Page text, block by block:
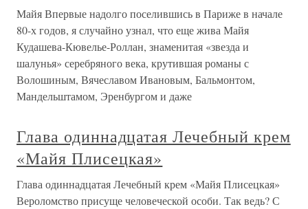
Майя Впервые надолго поселившись в Париже в начале
80-х годов, я случайно узнал, что еще жива Майя
Кудашева-Кювелье-Роллан, знаменитая «звезда и
шалунья» серебряного века, крутившая романы с
Волошиным, Вячеславом Ивановым, Бальмонтом,
Мандельштамом, Эренбургом и даже
Глава одиннадцатая Лечебный крем
«Майя Плисецкая»
Глава одиннадцатая Лечебный крем «Майя Плисецкая»
Вероломство присуще человеческой особи. Так ведь? С